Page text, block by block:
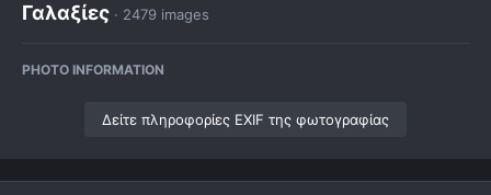
Γαλαξίες · 2479 images
PHOTO INFORMATION
Δείτε πληροφορίες EXIF της φωτογραφίας